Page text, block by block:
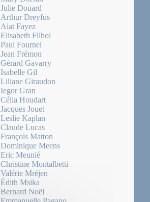
Julie Douard
Arthur Dreyfus
Aiat Fayez
Elisabeth Filhol
Paul Fournel
Jean Frémon
Gérard Gavarry
Isabelle Gil
Liliane Giraudon
Iegor Gran
Célia Houdart
Jacques Jouet
Leslie Kaplan
Claude Lucas
François Matton
Dominique Meens
Eric Meunié
Christine Montalbetti
Valérie Mréjen
Édith Msika
Bernard Noël